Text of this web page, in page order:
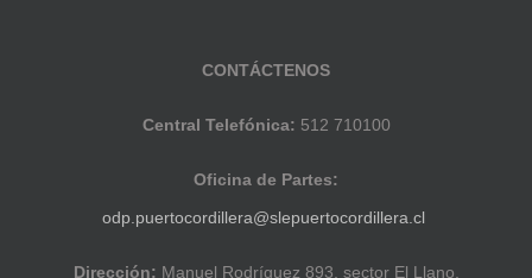
CONTÁCTENOS
Central Telefónica: 512 710100
Oficina de Partes:
odp.puertocordillera@slepuertocordillera.cl
Dirección: Manuel Rodríguez 893, sector El Llano,